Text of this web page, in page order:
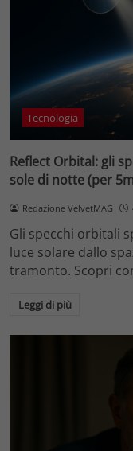
Tecnologia
Reflect Orbital: gli
sole di notte (per
Redazione VelvetMAG
Gli specchi orbitali
luce solare dallo
tramonto. Scopri
Leggi di più